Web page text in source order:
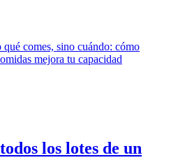
los lotes de un